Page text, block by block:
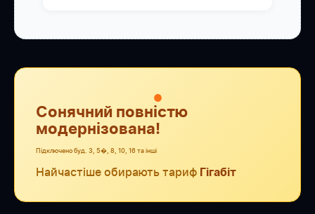
●
Сонячний повністю
модернізована!
Підключено буд. 3, 5�, 8, 10, 16 та інші
Найчастіше обирають тариф Гігабіт